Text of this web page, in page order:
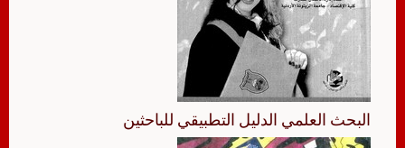
البحث العلمي الدليل التطبيقي للباحثين